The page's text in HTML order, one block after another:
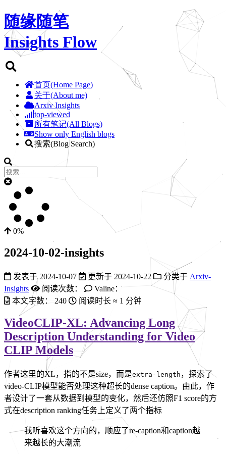
随缘随笔
Insights Flow
首页(Home Page)
关于(About me)
Arxiv Insights
top-viewed
所有笔记(All Blogs)
Show only English blogs
搜索(Blog Search)
0%
2024-10-02-insights
发表于 2024-10-07 更新于 2024-10-22 分类于 Arxiv-
Insights
阅读次数：
Valine：
本文字数：
240 阅读时长 ≈ 1 分钟
VideoCLIP-XL: Advancing Long
Description Understanding for Video
CLIP Models
作者这里的XL，指的不是size，而是extra-length ，探索了
video-CLIP模型能否处理这种超长的dense caption。由此，作
者设计了一套从数据到模型的变化，然后还仿照F1 score的方
式在description ranking任务上定义了两个指标
我听喜欢这个方向的，顺应了re-caption和caption越
来越长的大潮流